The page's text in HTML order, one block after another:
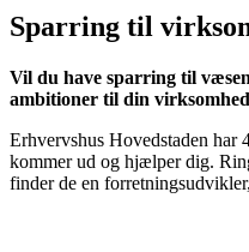
Sparring til
Vil du have sparring til
ambitioner til din
Erhvervshus Hovedstaden har
kommer ud og hjælper dig.
finder de en